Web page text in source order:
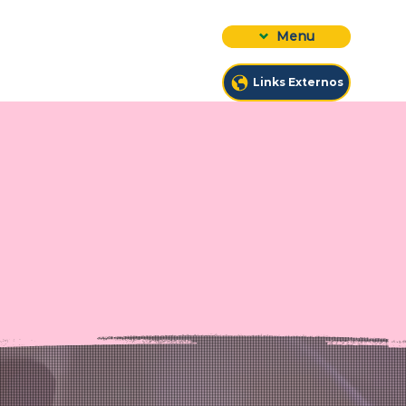
Menu
Links Externos